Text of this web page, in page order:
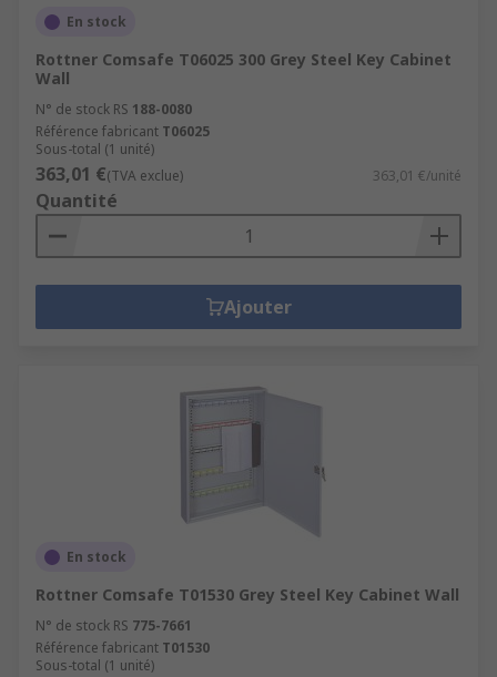
En stock
Rottner Comsafe T06025 300 Grey Steel Key Cabinet
Wall
N° de stock RS 188-0080
Référence fabricant T06025
Sous-total (1 unité)
363,01 €(TVA exclue) 363,01 €/unité
Quantité
Ajouter
En stock
Rottner Comsafe T01530 Grey Steel Key Cabinet Wall
N° de stock RS 775-7661
Référence fabricant T01530
Sous-total (1 unité)